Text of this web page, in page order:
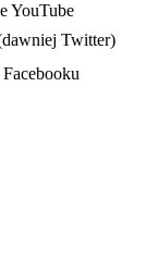
YouTube
Twitter)